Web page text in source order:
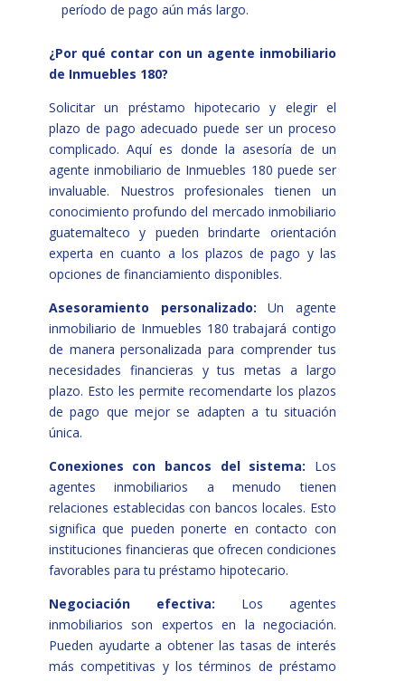
período de pago aún más largo.
¿Por qué contar con un agente inmobiliario
de Inmuebles 180?
Solicitar un préstamo hipotecario y elegir el
plazo de pago adecuado puede ser un proceso
complicado. Aquí es donde la asesoría de un
agente inmobiliario de Inmuebles 180 puede ser
invaluable. Nuestros profesionales tienen un
conocimiento profundo del mercado inmobiliario
guatemalteco y pueden brindarte orientación
experta en cuanto a los plazos de pago y las
opciones de financiamiento disponibles.
Asesoramiento personalizado: Un agente
inmobiliario de Inmuebles 180 trabajará contigo
de manera personalizada para comprender tus
necesidades financieras y tus metas a largo
plazo. Esto les permite recomendarte los plazos
de pago que mejor se adapten a tu situación
única.
Conexiones con bancos del sistema: Los
agentes inmobiliarios a menudo tienen
relaciones establecidas con bancos locales. Esto
significa que pueden ponerte en contacto con
instituciones financieras que ofrecen condiciones
favorables para tu préstamo hipotecario.
Negociación efectiva: Los agentes
inmobiliarios son expertos en la negociación.
Pueden ayudarte a obtener las tasas de interés
más competitivas y los términos de préstamo